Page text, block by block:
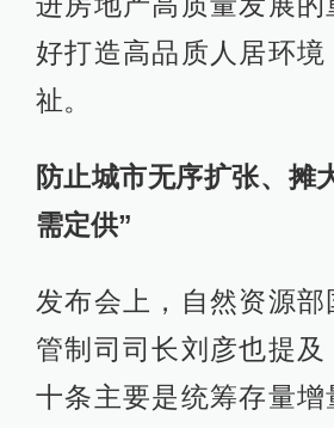
好打造高品质人居环境
祉。
防止城市无序扩张、摊
需定供”
发布会上，自然资源部
管制司司长刘彦也提
十条主要是统筹存量增